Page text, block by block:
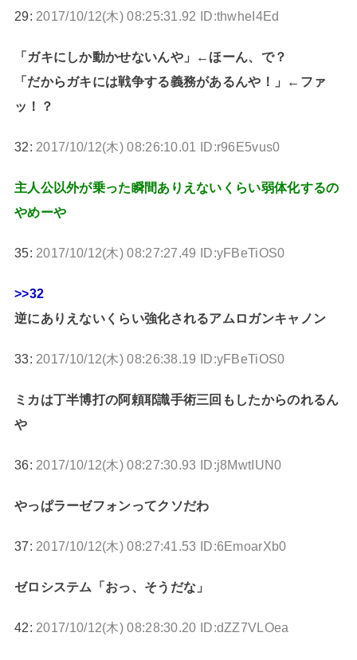
29: 2017/10/12(木) 08:25:31.92 ID:thwheI4Ed
「ガキにしか動かせないんや」←ほーん、で？
「だからガキには戦争する義務があるんや！」←ファ
ッ！？
32: 2017/10/12(木) 08:26:10.01 ID:r96E5vus0
主人公以外が乗った瞬間ありえないくらい弱体化するの
やめーや
35: 2017/10/12(木) 08:27:27.49 ID:yFBeTiOS0
>>32
逆にありえないくらい強化されるアムロガンキャノン
33: 2017/10/12(木) 08:26:38.19 ID:yFBeTiOS0
ミカは丁半博打の阿頼耶識手術三回もしたからのれるん
や
36: 2017/10/12(木) 08:27:30.93 ID:j8MwtIUN0
やっぱラーゼフォンってクソだわ
37: 2017/10/12(木) 08:27:41.53 ID:6EmoarXb0
ゼロシステム「おっ、そうだな」
42: 2017/10/12(木) 08:28:30.20 ID:dZZ7VLOea